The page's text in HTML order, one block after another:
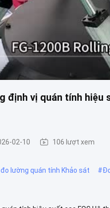
định vị quán tính hiệu
02-10 106 lượt xem
lường quán tính Khảo sát #